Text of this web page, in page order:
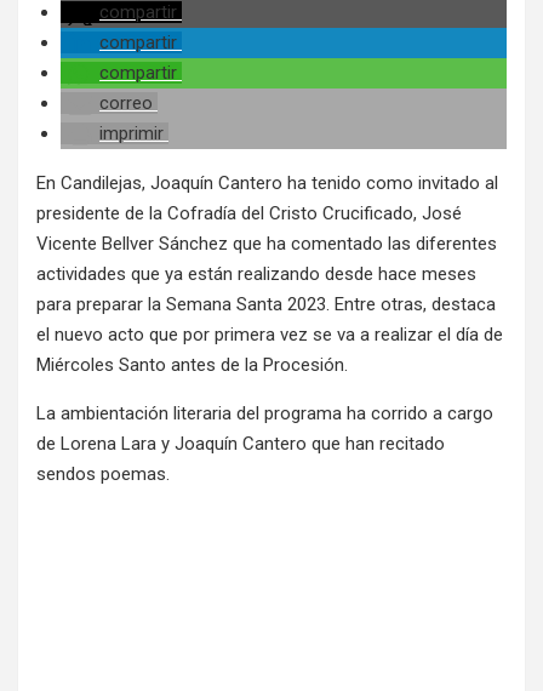
compartir
compartir
compartir
correo
imprimir
En Candilejas, Joaquín Cantero ha tenido como invitado al
presidente de la Cofradía del Cristo Crucificado, José
Vicente Bellver Sánchez que ha comentado las diferentes
actividades que ya están realizando desde hace meses
para preparar la Semana Santa 2023. Entre otras, destaca
el nuevo acto que por primera vez se va a realizar el día de
Miércoles Santo antes de la Procesión.
La ambientación literaria del programa ha corrido a cargo
de Lorena Lara y Joaquín Cantero que han recitado
sendos poemas.